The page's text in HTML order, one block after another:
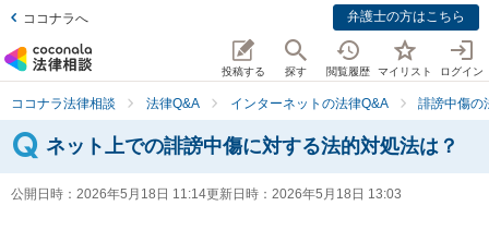
ココナラへ 弁護士の方はこちら
投稿する 探す 閲覧履歴 マイリスト ログイン
ココナラ法律相談 法律Q&A インターネットの法律Q&A 誹謗中傷の
ネット上での誹謗中傷に対する法的対処法は？
公開日時： 2026年5月18日 11:14更新日時： 2026年5月18日 13:03